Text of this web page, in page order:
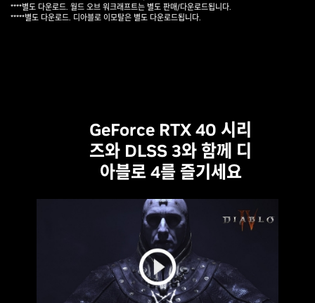
****별도 다운로드. 월드 오브 워크래프트는 별도 판매/다운로드됩니다.
*****별도 다운로드. 디아블로 이모탈은 별도 다운로드됩니다.
GeForce RTX 40 시리
즈와 DLSS 3와 함께 디
아블로 4를 즐기세요